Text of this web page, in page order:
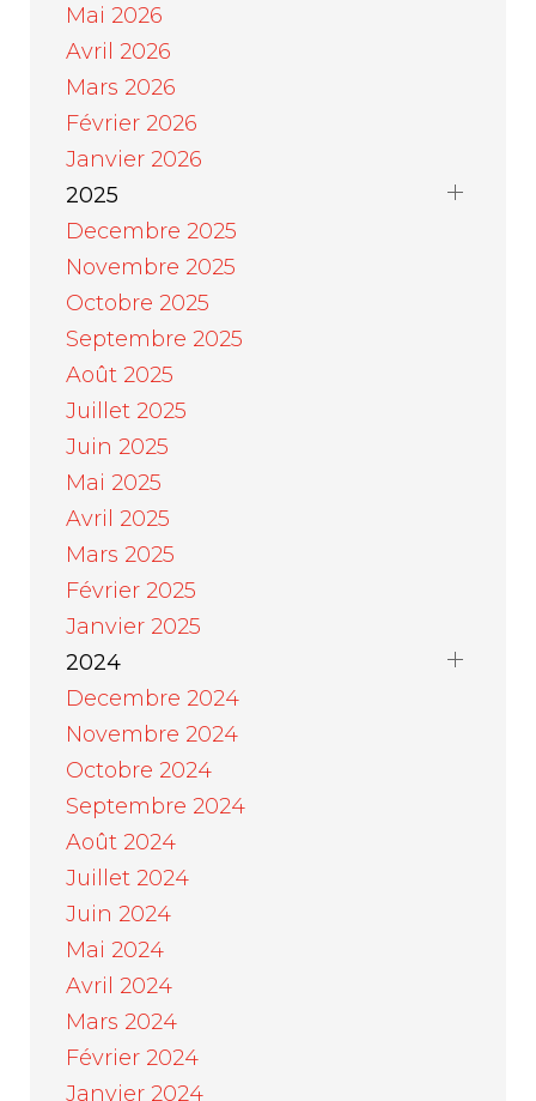
Mai 2026
Avril 2026
Mars 2026
Février 2026
Janvier 2026
2025
Decembre 2025
Novembre 2025
Octobre 2025
Septembre 2025
Août 2025
Juillet 2025
Juin 2025
Mai 2025
Avril 2025
Mars 2025
Février 2025
Janvier 2025
2024
Decembre 2024
Novembre 2024
Octobre 2024
Septembre 2024
Août 2024
Juillet 2024
Juin 2024
Mai 2024
Avril 2024
Mars 2024
Février 2024
Janvier 2024